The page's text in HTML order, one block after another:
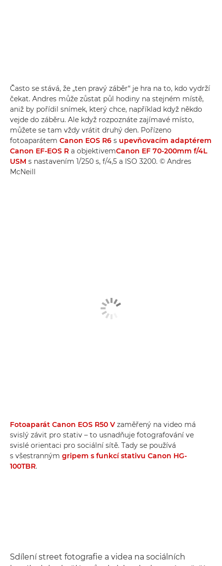
Často se stává, že „ten pravý záběr“ je hra na to, kdo vydrží
čekat. Andres může zůstat půl hodiny na stejném místě,
aniž by pořídil snímek, který chce, například když někdo
vejde do záběru. Ale když rozpoznáte zajímavé místo,
můžete se tam vždy vrátit druhý den. Pořízeno
fotoaparátem Canon EOS R6 s upevňovacím adaptérem
Canon EF-EOS R a objektivemCanon EF 70-200mm f/4L
USM s nastavením 1/250 s, f/4,5 a ISO 3200. © Andres
McNeill
Fotoaparát Canon EOS R50 V zaměřený na video má
svislý závit pro stativ – to usnadňuje fotografování ve
svislé orientaci pro sociální sítě. Tady se používá
s všestranným gripem s funkcí stativu Canon HG-
100TBR.
Sdílení street fotografie a videa na sociálních